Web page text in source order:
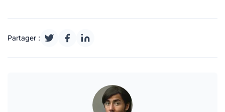
Partager :